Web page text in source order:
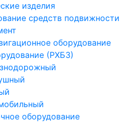
изделия
средств подвижности
оборудование
(РХБЗ)
оборудование